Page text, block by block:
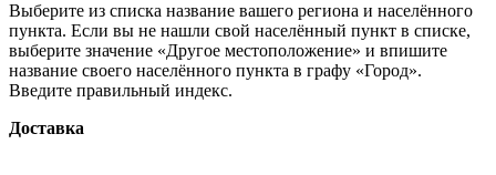
Выберите из списка название вашего региона и населённого
пункта. Если вы не нашли свой населённый пункт в списке,
выберите значение «Другое местоположение» и впишите
название своего населённого пункта в графу «Город».
Введите правильный индекс.
Доставка